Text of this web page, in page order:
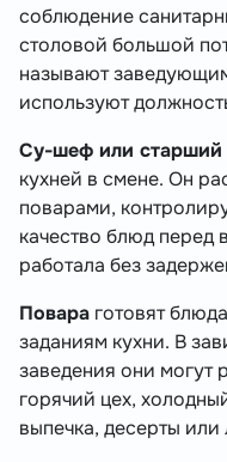
соблюдение
столовой большой
называют
используют
Су-шеф или старший
кухней в смене. Он
поварами,
качество блюд перед
работала без
Повара готовят
заданиям кухни. В
заведения они могут
горячий цех,
выпечка, десерты или